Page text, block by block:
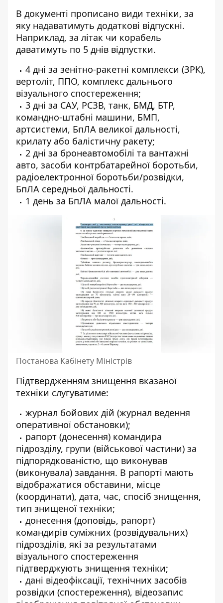
В документі прописано види техніки, за
яку надаватимуть додаткові відпускні.
Наприклад, за літак чи корабель
даватимуть по 5 днів відпустки.
4 дні за зенітно-ракетні комплекси (ЗРК),
вертоліт, ППО, комплекс дальнього
візуального спостереження;
3 дні за САУ, РСЗВ, танк, БМД, БТР,
командно-штабні машини, БМП,
артсистеми, БпЛА великої дальності,
крилату або балістичну ракету;
2 дні за бронеавтомобілі та вантажні
авто, засоби контрбатарейної боротьби,
радіоелектронної боротьби/розвідки,
БпЛА середньої дальності.
1 день за БпЛА малої дальності.
Постанова Кабінету Міністрів
Підтвердженням знищення вказаної
техніки слугуватиме:
журнал бойових дій (журнал ведення
оперативної обстановки);
рапорт (донесення) командира
підрозділу, групи (військової частини) за
підпорядкованістю, що виконував
(виконувала) завдання. В рапорті мають
відображатися обставини, місце
(координати), дата, час, спосіб знищення,
тип знищеної техніки;
донесення (доповідь, рапорт)
командирів суміжних (розвідувальних)
підрозділів, які за результатами
візуального спостереження
підтверджують знищення техніки;
дані відеофіксації, технічних засобів
розвідки (спостереження), відеозапис